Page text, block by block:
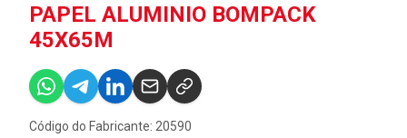
PAPEL ALUMINIO BOMPACK
45X65M
Código do Fabricante: 20590